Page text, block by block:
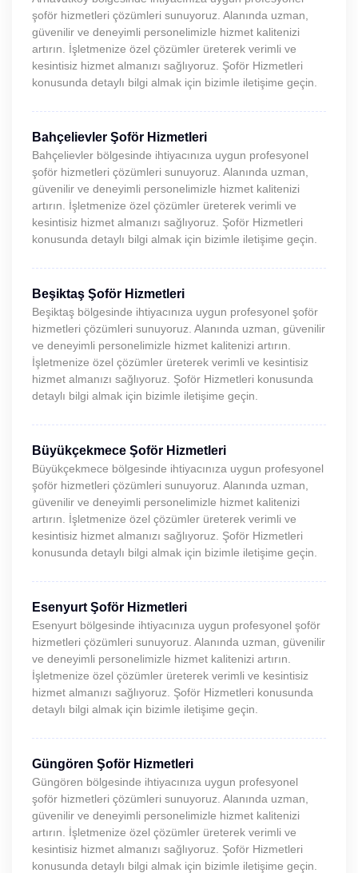
şoför hizmetleri çözümleri sunuyoruz. Alanında uzman,
güvenilir ve deneyimli personelimizle hizmet kalitenizi
artırın. İşletmenize özel çözümler üreterek verimli ve
kesintisiz hizmet almanızı sağlıyoruz. Şoför Hizmetleri
konusunda detaylı bilgi almak için bizimle iletişime geçin.
Bahçelievler Şoför Hizmetleri
Bahçelievler bölgesinde ihtiyacınıza uygun profesyonel
şoför hizmetleri çözümleri sunuyoruz. Alanında uzman,
güvenilir ve deneyimli personelimizle hizmet kalitenizi
artırın. İşletmenize özel çözümler üreterek verimli ve
kesintisiz hizmet almanızı sağlıyoruz. Şoför Hizmetleri
konusunda detaylı bilgi almak için bizimle iletişime geçin.
Beşiktaş Şoför Hizmetleri
Beşiktaş bölgesinde ihtiyacınıza uygun profesyonel şoför
hizmetleri çözümleri sunuyoruz. Alanında uzman, güvenilir
ve deneyimli personelimizle hizmet kalitenizi artırın.
İşletmenize özel çözümler üreterek verimli ve kesintisiz
hizmet almanızı sağlıyoruz. Şoför Hizmetleri konusunda
detaylı bilgi almak için bizimle iletişime geçin.
Büyükçekmece Şoför Hizmetleri
Büyükçekmece bölgesinde ihtiyacınıza uygun profesyonel
şoför hizmetleri çözümleri sunuyoruz. Alanında uzman,
güvenilir ve deneyimli personelimizle hizmet kalitenizi
artırın. İşletmenize özel çözümler üreterek verimli ve
kesintisiz hizmet almanızı sağlıyoruz. Şoför Hizmetleri
konusunda detaylı bilgi almak için bizimle iletişime geçin.
Esenyurt Şoför Hizmetleri
Esenyurt bölgesinde ihtiyacınıza uygun profesyonel şoför
hizmetleri çözümleri sunuyoruz. Alanında uzman, güvenilir
ve deneyimli personelimizle hizmet kalitenizi artırın.
İşletmenize özel çözümler üreterek verimli ve kesintisiz
hizmet almanızı sağlıyoruz. Şoför Hizmetleri konusunda
detaylı bilgi almak için bizimle iletişime geçin.
Güngören Şoför Hizmetleri
Güngören bölgesinde ihtiyacınıza uygun profesyonel
şoför hizmetleri çözümleri sunuyoruz. Alanında uzman,
güvenilir ve deneyimli personelimizle hizmet kalitenizi
artırın. İşletmenize özel çözümler üreterek verimli ve
kesintisiz hizmet almanızı sağlıyoruz. Şoför Hizmetleri
konusunda detaylı bilgi almak için bizimle iletişime geçin.